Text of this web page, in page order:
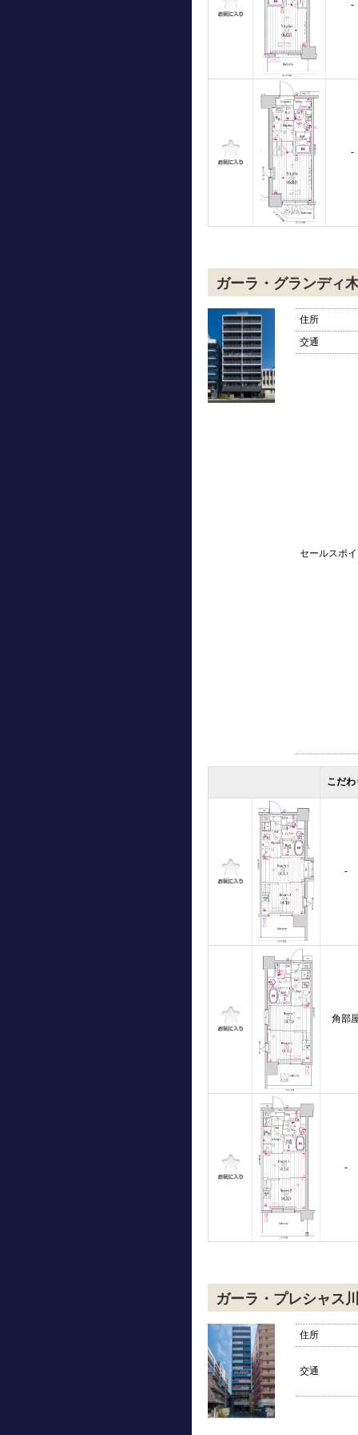
-
-
ガーラ・グランディ
住所
交通
セールスポ
こだわ
-
角部
-
ガーラ・プレシャス
住所
交通